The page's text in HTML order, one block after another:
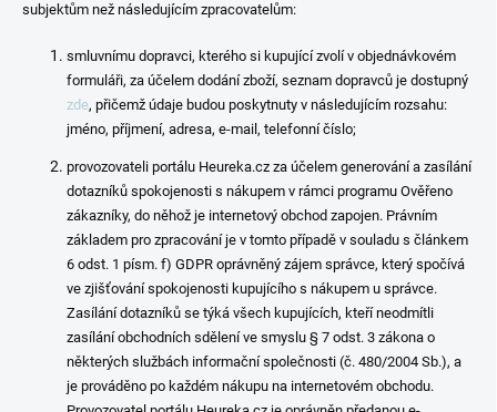
subjektům než následujícím zpracovatelům:
smluvnímu dopravci, kterého si kupující zvolí v objednávkovém
formuláři, za účelem dodání zboží, seznam dopravců je dostupný
zde, přičemž údaje budou poskytnuty v následujícím rozsahu:
jméno, příjmení, adresa, e-mail, telefonní číslo;
provozovateli portálu Heureka.cz za účelem generování a zasílání
dotazníků spokojenosti s nákupem v rámci programu Ověřeno
zákazníky, do něhož je internetový obchod zapojen. Právním
základem pro zpracování je v tomto případě v souladu s článkem
6 odst. 1 písm. f) GDPR oprávněný zájem správce, který spočívá
ve zjišťování spokojenosti kupujícího s nákupem u správce.
Zasílání dotazníků se týká všech kupujících, kteří neodmítli
zasílání obchodních sdělení ve smyslu § 7 odst. 3 zákona o
některých službách informační společnosti (č. 480/2004 Sb.), a
je prováděno po každém nákupu na internetovém obchodu.